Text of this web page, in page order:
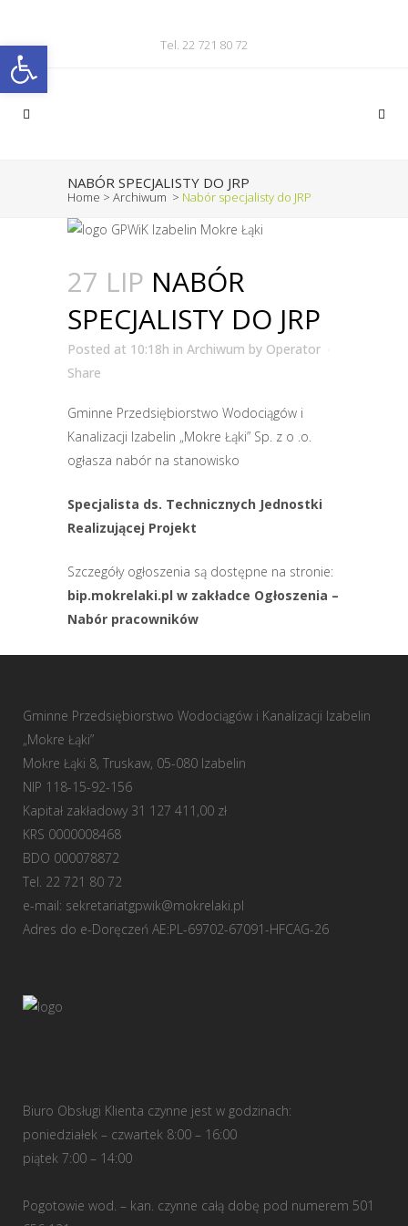
Otwórz pasek narzędzi Tel. 22 721 80 72
NABÓR SPECJALISTY DO JRP
Home > Archiwum > Nabór specjalisty do JRP
27 LIP NABÓR
SPECJALISTY DO JRP
Posted at 10:18h in Archiwum by Operator
Share
Gminne Przedsiębiorstwo Wodociągów i
Kanalizacji Izabelin „Mokre Łąki” Sp. z o .o.
ogłasza nabór na stanowisko
Specjalista ds. Technicznych Jednostki
Realizującej Projekt
Szczegóły ogłoszenia są dostępne na stronie:
bip.mokrelaki.pl w zakładce Ogłoszenia –
Nabór pracowników
Gminne Przedsiębiorstwo Wodociągów i Kanalizacji Izabelin
„Mokre Łąki”
Mokre Łąki 8, Truskaw, 05-080 Izabelin
NIP 118-15-92-156
Kapitał zakładowy 31 127 411,00 zł
KRS 0000008468
BDO 000078872
Tel. 22 721 80 72
e-mail: sekretariatgpwik@mokrelaki.pl
Adres do e-Doręczeń AE:PL-69702-67091-HFCAG-26
Biuro Obsługi Klienta czynne jest w godzinach:
poniedziałek – czwartek 8:00 – 16:00
piątek 7:00 – 14:00
Pogotowie wod. – kan. czynne całą dobę pod numerem 501